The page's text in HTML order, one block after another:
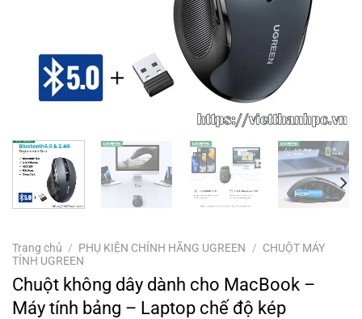
Trang chủ / PHỤ KIỆN CHÍNH HÃNG UGREEN / CHUỘT MÁY
TÍNH UGREEN
Chuột không dây dành cho MacBook –
Máy tính bảng – Laptop chế độ kép